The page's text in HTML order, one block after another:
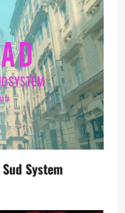
System